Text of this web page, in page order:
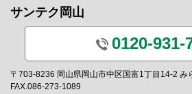
サンテク岡山
0120-931-
〒703-8236 岡山県岡山市中区国富1丁目14-2 み
FAX.086-273-1089